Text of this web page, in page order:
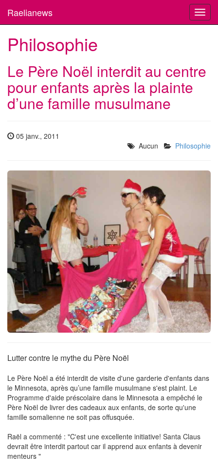
Raelianews
Philosophie
Le Père Noël interdit au centre
pour enfants après la plainte
d’une famille musulmane
05 janv., 2011
Aucun
Philosophie
Lutter contre le mythe du Père Noël
Le Père Noël a été interdit de visite d'une garderie d'enfants dans
le Minnesota, après qu’une famille musulmane s'est plaint. Le
Programme d'aide préscolaire dans le Minnesota a empêché le
Père Noël de livrer des cadeaux aux enfants, de sorte qu'une
famille somalienne ne soit pas offusquée.
Raël a commenté : "C'est une excellente initiative! Santa Claus
devrait être interdit partout car il apprend aux enfants à devenir
menteurs "